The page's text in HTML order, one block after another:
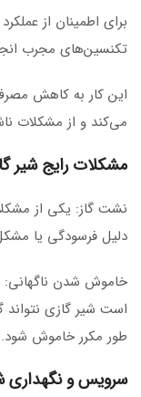
برای اطمینان از
تکنسین‌های مجرب
این کار به کاهش
می‌کند و از مشکلات
مشکلات رایج شیر
نشت گاز: یکی از
دلیل فرسودگی یا
خاموش شدن
است شیر گازی نتواند
طور مکرر خاموش شود.
سرویس و نگهداری